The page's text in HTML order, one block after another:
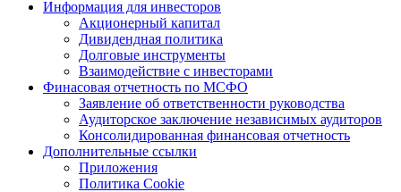
Информация для инвесторов
Акционерный капитал
Дивидендная политика
Долговые инструменты
Взаимодействие с инвеcторами
Финасовая отчетность по МСФО
Заявление об ответственности руководства
Аудиторское заключение независимых аудиторов
Консолидированная финансовая отчетность
Дополнительные ссылки
Приложения
Политика Cookie